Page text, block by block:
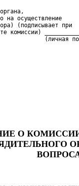
на осуществление
(подписывает при
комиссии)
(личная
О